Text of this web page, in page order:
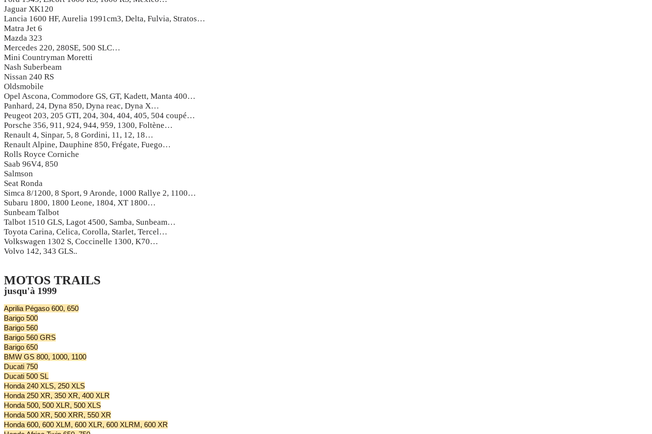
Jaguar XK120
Lancia 1600 HF, Aurelia 1991cm3, Delta, Fulvia, Stratos…
Matra Jet 6
Mazda 323
Mercedes 220, 280SE, 500 SLC…
Mini Countryman Moretti
Nash Suberbeam
Nissan 240 RS
Oldsmobile
Opel Ascona, Commodore GS, GT, Kadett, Manta 400…
Panhard, 24, Dyna 850, Dyna reac, Dyna X…
Peugeot 203, 205 GTI, 204, 304, 404, 405, 504 coupé…
Porsche 356, 911, 924, 944, 959, 1300, Foltène…
Renault 4, Sinpar, 5, 8 Gordini, 11, 12, 18…
Renault Alpine, Dauphine 850, Frégate, Fuego…
Rolls Royce Corniche
Saab 96V4, 850
Salmson
Seat Ronda
Simca 8/1200, 8 Sport, 9 Aronde, 1000 Rallye 2, 1100…
Subaru 1800, 1800 Leone, 1804, XT 1800…
Sunbeam Talbot
Talbot 1510 GLS, Lagot 4500, Samba, Sunbeam…
Toyota Carina, Celica, Corolla, Starlet, Tercel…
Volkswagen 1302 S, Coccinelle 1300, K70…
Volvo 142, 343 GLS..
MOTOS TRAILS
jusqu'à 1999
Aprilia Pégaso 600, 650
Barigo 500
Barigo 560
Barigo 560 GRS
Barigo 650
BMW GS 800, 1000, 1100
Ducati 750
Ducati 500 SL
Honda 240 XLS, 250 XLS
Honda 250 XR, 350 XR, 400 XLR
Honda 500, 500 XLR, 500 XLS
Honda 500 XR, 500 XRR, 550 XR
Honda 600, 600 XLM, 600 XLR, 600 XLRM, 600 XR